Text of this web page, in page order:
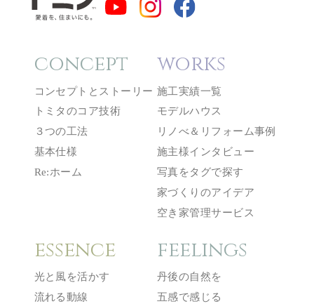
concept
コンセプトとストーリー
トミタのコア技術
３つの工法
基本仕様
Re:ホーム
works
施工実績一覧
モデルハウス
リノべ＆リフォーム事例
施主様インタビュー
写真をタグで探す
家づくりのアイデア
空き家管理サービス
essence
光と風を活かす
流れる動線
feelings
丹後の自然を
五感で感じる